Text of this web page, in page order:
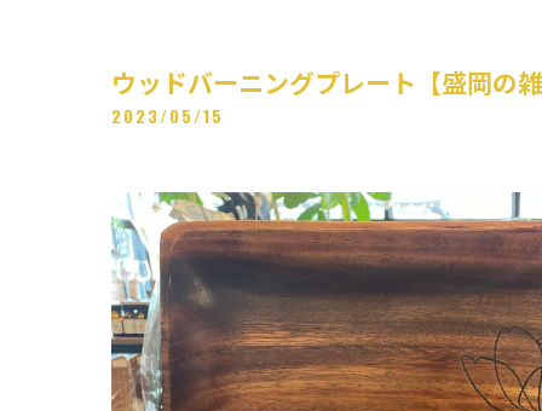
ウッドバーニングプレート【盛岡の
2023/05/15